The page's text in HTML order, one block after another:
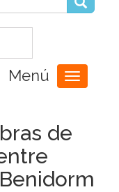
Menú
Toggle
navigation
de